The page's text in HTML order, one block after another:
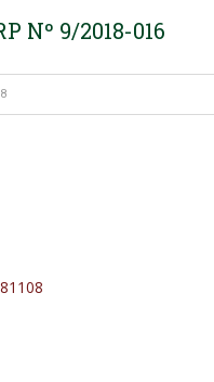
Nº 9/2018-016